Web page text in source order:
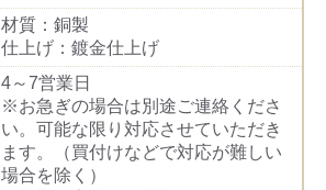
材質：銅製
仕上げ：鍍金仕上げ
4～7営業日
※お急ぎの場合は別途ご連絡くださ
い。可能な限り対応させていただき
ます。（買付けなどで対応が難しい
場合を除く）